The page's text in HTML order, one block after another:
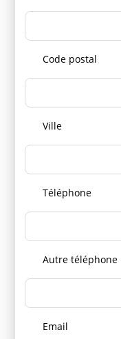
Code postal
Ville
Téléphone
Autre téléphone
Email